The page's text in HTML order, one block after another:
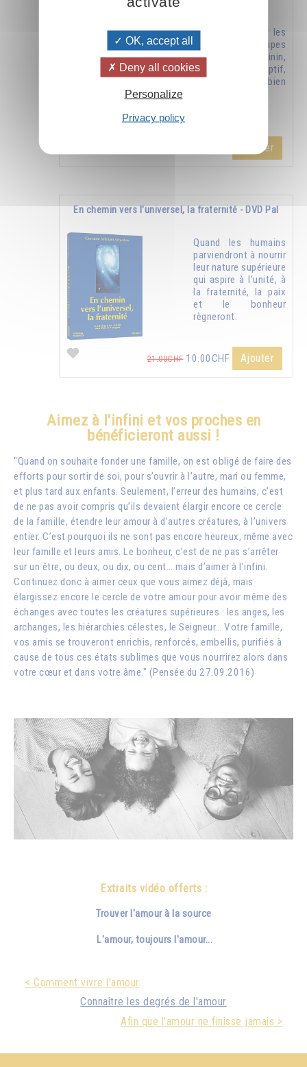
Comment utiliser les
deux principes
masculin et féminin,
émissif et réceptif,
pour résoudre bien
Ajouter
En chemin vers l'universel, la fraternité - DVD Pal
Quand les humains
parviendront à nourrir
leur nature supérieure
qui aspire à l'unité, à
la fraternité, la paix
et le bonheur
règneront.
21.00CHF10.00CHF Ajouter
Aimez à l'infini et vos proches en
bénéficieront aussi !
"Quand on souhaite fonder une famille, on est obligé de faire des
efforts pour sortir de soi, pour s’ouvrir à l’autre, mari ou femme,
et plus tard aux enfants. Seulement, l’erreur des humains, c’est
de ne pas avoir compris qu’ils devaient élargir encore ce cercle
de la famille, étendre leur amour à d’autres créatures, à l’univers
entier. C’est pourquoi ils ne sont pas encore heureux, même avec
leur famille et leurs amis. Le bonheur, c’est de ne pas s’arrêter
sur un être, ou deux, ou dix, ou cent… mais d’aimer à l’infini.
Continuez donc à aimer ceux que vous aimez déjà, mais
élargissez encore le cercle de votre amour pour avoir même des
échanges avec toutes les créatures supérieures : les anges, les
archanges, les hiérarchies célestes, le Seigneur… Votre famille,
vos amis se trouveront enrichis, renforcés, embellis, purifiés à
cause de tous ces états sublimes que vous nourrirez alors dans
votre cœur et dans votre âme." (Pensée du 27.09.2016)
Extraits vidéo offerts :
Trouver l'amour à la source
L'amour, toujours l'amour...
< Comment vivre l'amour
Connaître les degrés de l'amour
Afin que l'amour ne finisse jamais >
OK, accept all
Deny all cookies
Personalize
Privacy policy